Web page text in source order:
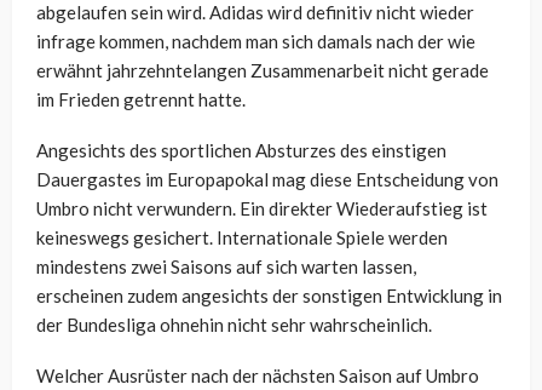
abgelaufen sein wird. Adidas wird definitiv nicht wieder
infrage kommen, nachdem man sich damals nach der wie
erwähnt jahrzehntelangen Zusammenarbeit nicht gerade
im Frieden getrennt hatte.
Angesichts des sportlichen Absturzes des einstigen
Dauergastes im Europapokal mag diese Entscheidung von
Umbro nicht verwundern. Ein direkter Wiederaufstieg ist
keineswegs gesichert. Internationale Spiele werden
mindestens zwei Saisons auf sich warten lassen,
erscheinen zudem angesichts der sonstigen Entwicklung in
der Bundesliga ohnehin nicht sehr wahrscheinlich.
Welcher Ausrüster nach der nächsten Saison auf Umbro